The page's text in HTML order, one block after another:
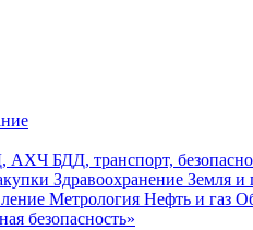
АХЧ БДД, транспорт,
Здравоохранение Земля и
Метрология Нефть и газ
безопасность»